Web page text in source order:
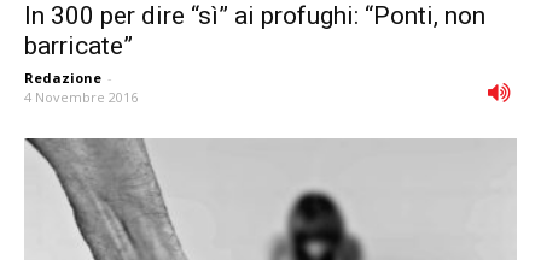
In 300 per dire “sì” ai profughi: “Ponti, non
barricate”
Redazione -
4 Novembre 2016